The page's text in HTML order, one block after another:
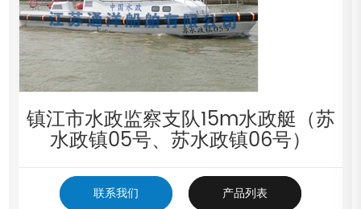
镇江市水政监察支队15m水政艇（苏
水政镇05号、苏水政镇06号）
联系我们 产品列表